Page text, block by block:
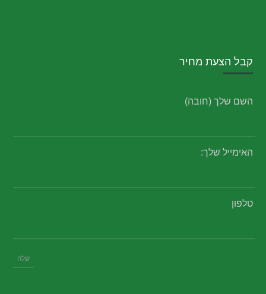
קבל הצעת מחיר
השם שלך (חובה)
האימייל שלך:
טלפון